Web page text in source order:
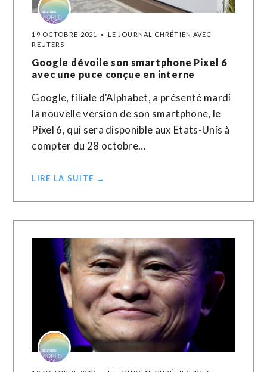
19 OCTOBRE 2021
LE JOURNAL CHRÉTIEN AVEC
REUTERS
Google dévoile son smartphone Pixel 6
avec une puce conçue en interne
Google, filiale d'Alphabet, a présenté mardi
la nouvelle version de son smartphone, le
Pixel 6, qui sera disponible aux Etats-Unis à
compter du 28 octobre…
LIRE LA SUITE →